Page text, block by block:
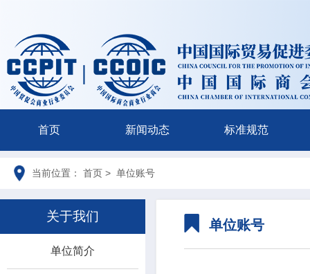
首页 新闻动态 标准规范
当前位置： 首页 > 单位账号
关于我们
单位简介
单位账号